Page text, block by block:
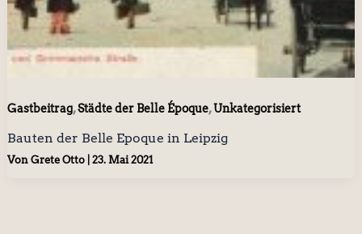
Gastbeitrag,Städte der Belle Époque,Unkategorisiert
Bauten der Belle Epoque in Leipzig
Von Grete Otto 23. Mai 2021